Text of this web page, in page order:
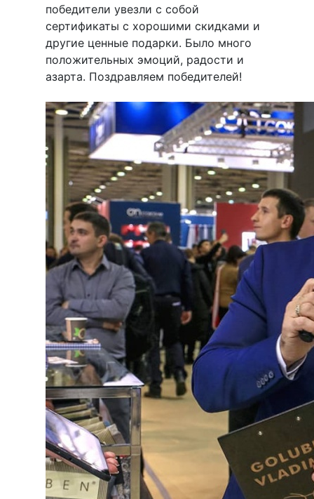
победители увезли с собой
сертификаты с хорошими скидками и
другие ценные подарки. Было много
положительных эмоций, радости и
азарта. Поздравляем победителей!